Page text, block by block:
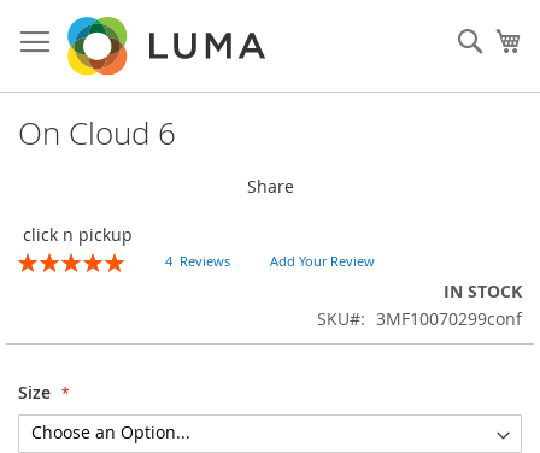
to
Content
On Cloud 6
Share
click n pickup
Rating:
4 Reviews Add Your Review
IN STOCK
SKU
3MF10070299conf
Size